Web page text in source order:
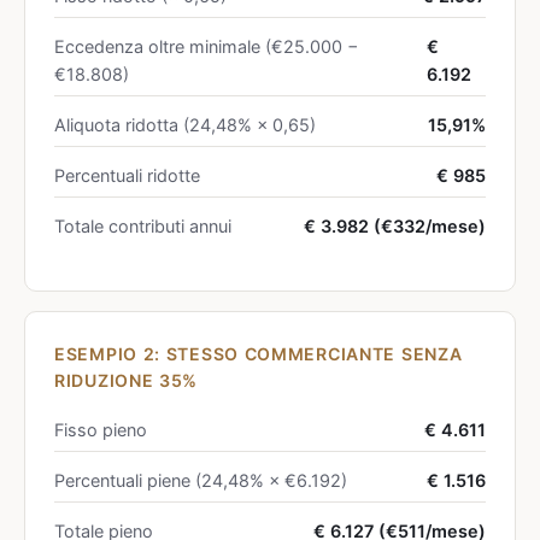
Eccedenza oltre minimale (€25.000 −
€18.808)
€
6.192
Aliquota ridotta (24,48% × 0,65) 15,91%
Percentuali ridotte € 985
Totale contributi annui € 3.982 (€332/mese)
ESEMPIO 2: STESSO COMMERCIANTE SENZA
RIDUZIONE 35%
Fisso pieno € 4.611
Percentuali piene (24,48% × €6.192) € 1.516
Totale pieno € 6.127 (€511/mese)